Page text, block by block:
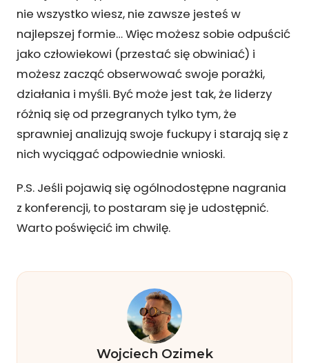
nie wszystko wiesz, nie zawsze jesteś w
najlepszej formie… Więc możesz sobie odpuścić
jako człowiekowi (przestać się obwiniać) i
możesz zacząć obserwować swoje porażki,
działania i myśli. Być może jest tak, że liderzy
różnią się od przegranych tylko tym, że
sprawniej analizują swoje fuckupy i starają się z
nich wyciągać odpowiednie wnioski.
P.S. Jeśli pojawią się ogólnodostępne nagrania
z konferencji, to postaram się je udostępnić.
Warto poświęcić im chwilę.
Wojciech Ozimek